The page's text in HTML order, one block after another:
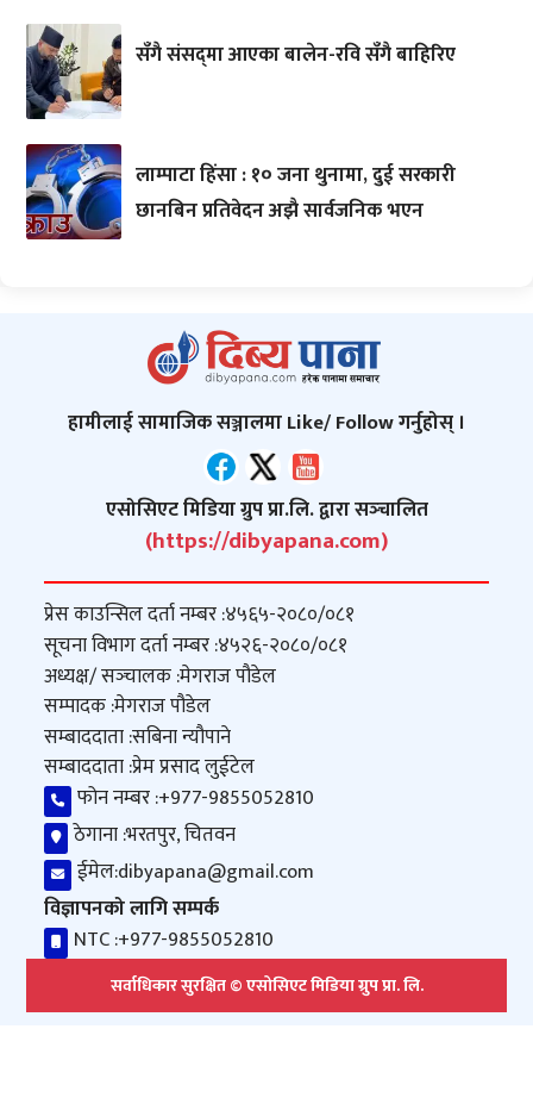
सँगै संसद्‌मा आएका बालेन-रवि सँगै बाहिरिए
लाम्पाटा हिंसा : १० जना थुनामा, दुई सरकारी
छानबिन प्रतिवेदन अझै सार्वजनिक भएन
हामीलाई सामाजिक सञ्जालमा Like/ Follow गर्नुहोस् ।
एसोसिएट मिडिया ग्रुप प्रा.लि. द्वारा सञ्‍चालित
(https://dibyapana.com)
प्रेस काउन्सिल दर्ता नम्बर :४५६५-२०८०/०८१
सूचना विभाग दर्ता नम्बर :४५२६-२०८०/०८१
अध्यक्ष/ सञ्‍चालक :मेगराज पौडेल
सम्पादक :मेगराज पौडेल
सम्बाददाता :सबिना न्यौपाने
सम्बाददाता :प्रेम प्रसाद लुईटेल
फोन नम्बर :+977-9855052810
ठेगाना :भरतपुर, चितवन
ईमेल:dibyapana@gmail.com
विज्ञापनको लागि सम्पर्क
NTC :+977-9855052810
सर्वाधिकार सुरक्षित © एसोसिएट मिडिया ग्रुप प्रा. लि.